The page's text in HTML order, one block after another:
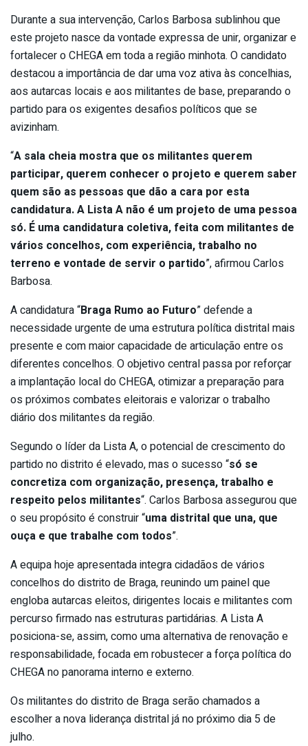
Durante a sua intervenção, Carlos Barbosa sublinhou que
este projeto nasce da vontade expressa de unir, organizar e
fortalecer o CHEGA em toda a região minhota. O candidato
destacou a importância de dar uma voz ativa às concelhias,
aos autarcas locais e aos militantes de base, preparando o
partido para os exigentes desafios políticos que se
avizinham.
“A sala cheia mostra que os militantes querem
participar, querem conhecer o projeto e querem saber
quem são as pessoas que dão a cara por esta
candidatura. A Lista A não é um projeto de uma pessoa
só. É uma candidatura coletiva, feita com militantes de
vários concelhos, com experiência, trabalho no
terreno e vontade de servir o partido”, afirmou Carlos
Barbosa.
A candidatura “Braga Rumo ao Futuro” defende a
necessidade urgente de uma estrutura política distrital mais
presente e com maior capacidade de articulação entre os
diferentes concelhos. O objetivo central passa por reforçar
a implantação local do CHEGA, otimizar a preparação para
os próximos combates eleitorais e valorizar o trabalho
diário dos militantes da região.
Segundo o líder da Lista A, o potencial de crescimento do
partido no distrito é elevado, mas o sucesso “só se
concretiza com organização, presença, trabalho e
respeito pelos militantes“. Carlos Barbosa assegurou que
o seu propósito é construir “uma distrital que una, que
ouça e que trabalhe com todos”.
A equipa hoje apresentada integra cidadãos de vários
concelhos do distrito de Braga, reunindo um painel que
engloba autarcas eleitos, dirigentes locais e militantes com
percurso firmado nas estruturas partidárias. A Lista A
posiciona-se, assim, como uma alternativa de renovação e
responsabilidade, focada em robustecer a força política do
CHEGA no panorama interno e externo.
Os militantes do distrito de Braga serão chamados a
escolher a nova liderança distrital já no próximo dia 5 de
julho.